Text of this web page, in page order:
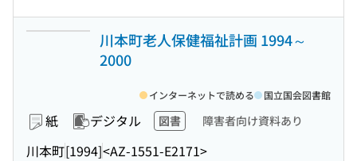
川本町老人保健福祉計画 1994～
2000
紙 デジタル 図書 障害者向け資料あり
川本町[1994]<AZ-1551-E2171>
インターネットで読める 国立国会図書館